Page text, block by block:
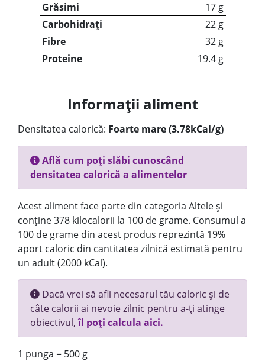
Grăsimi
17 g
Carbohidrați
22 g
Fibre
32 g
Proteine
19.4 g
Informații aliment
Densitatea calorică: Foarte mare (3.78kCal/g)
Află cum poți slăbi cunoscând
densitatea calorică a alimentelor
Acest aliment face parte din categoria Altele și
conține 378 kilocalorii la 100 de grame. Consumul a
100 de grame din acest produs reprezintă 19%
aport caloric din cantitatea zilnică estimată pentru
un adult (2000 kCal).
Dacă vrei să afli necesarul tău caloric și de
câte calorii ai nevoie zilnic pentru a-ți atinge
obiectivul,îl poți calcula aici.
1 punga = 500 g